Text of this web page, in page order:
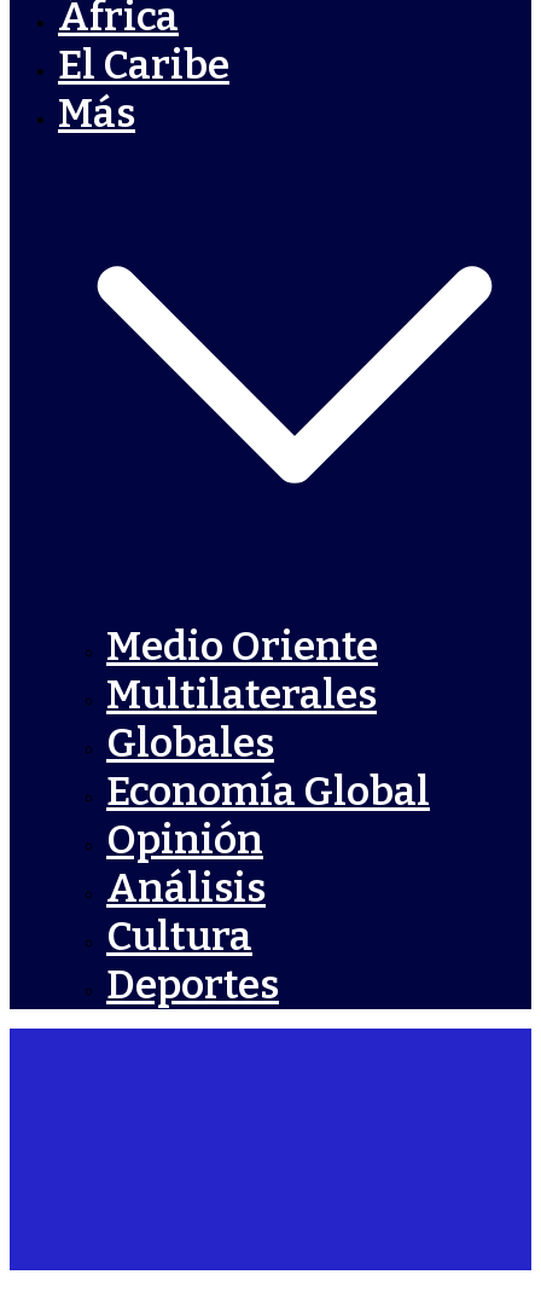
África
El Caribe
Más
Medio Oriente
Multilaterales
Globales
Economía Global
Opinión
Análisis
Cultura
Deportes